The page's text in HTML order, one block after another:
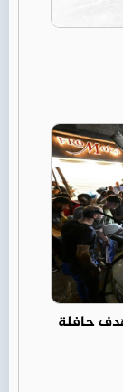
حافلة